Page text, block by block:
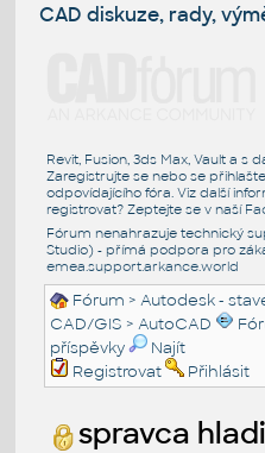
CAD diskuze, rady,
Revit, Fusion, 3ds Max, Vault a s
Zaregistrujte se nebo se
odpovídajícího fóra. Viz další
registrovat? Zeptejte se v naší
Fórum nenahrazuje technický
Studio) - přímá podpora pro
emea.support.arkance.world
Fórum >Autodesk -
CAD/GIS >AutoCAD
příspěvky
Najít
Registrovat
Přihlásit
spravca